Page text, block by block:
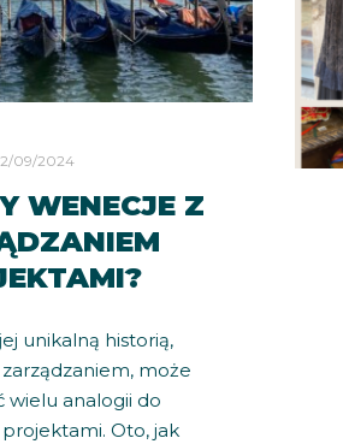
09/2024
WENECJE Z
unikalną historią,
może
wielu analogii do
Oto, jak